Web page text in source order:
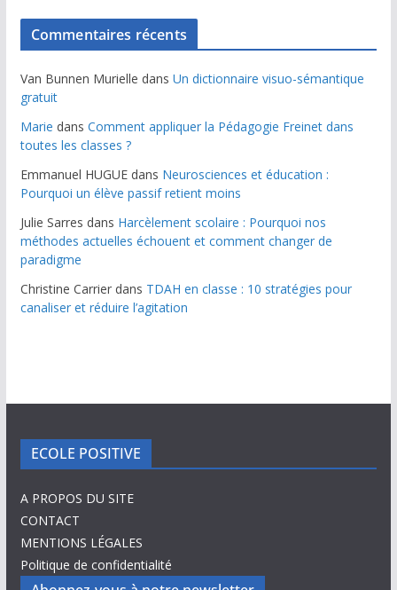
Commentaires récents
Van Bunnen Murielle dans Un dictionnaire visuo-sémantique
gratuit
Marie dans Comment appliquer la Pédagogie Freinet dans
toutes les classes ?
Emmanuel HUGUEdans Neurosciences et éducation :
Pourquoi un élève passif retient moins
Julie Sarres dans Harcèlement scolaire : Pourquoi nos
méthodes actuelles échouent et comment changer de
paradigme
Christine Carrierdans TDAH en classe : 10 stratégies pour
canaliser et réduire l’agitation
ECOLE POSITIVE
A PROPOS DU SITE
CONTACT
MENTIONS LÉGALES
Politique de confidentialité